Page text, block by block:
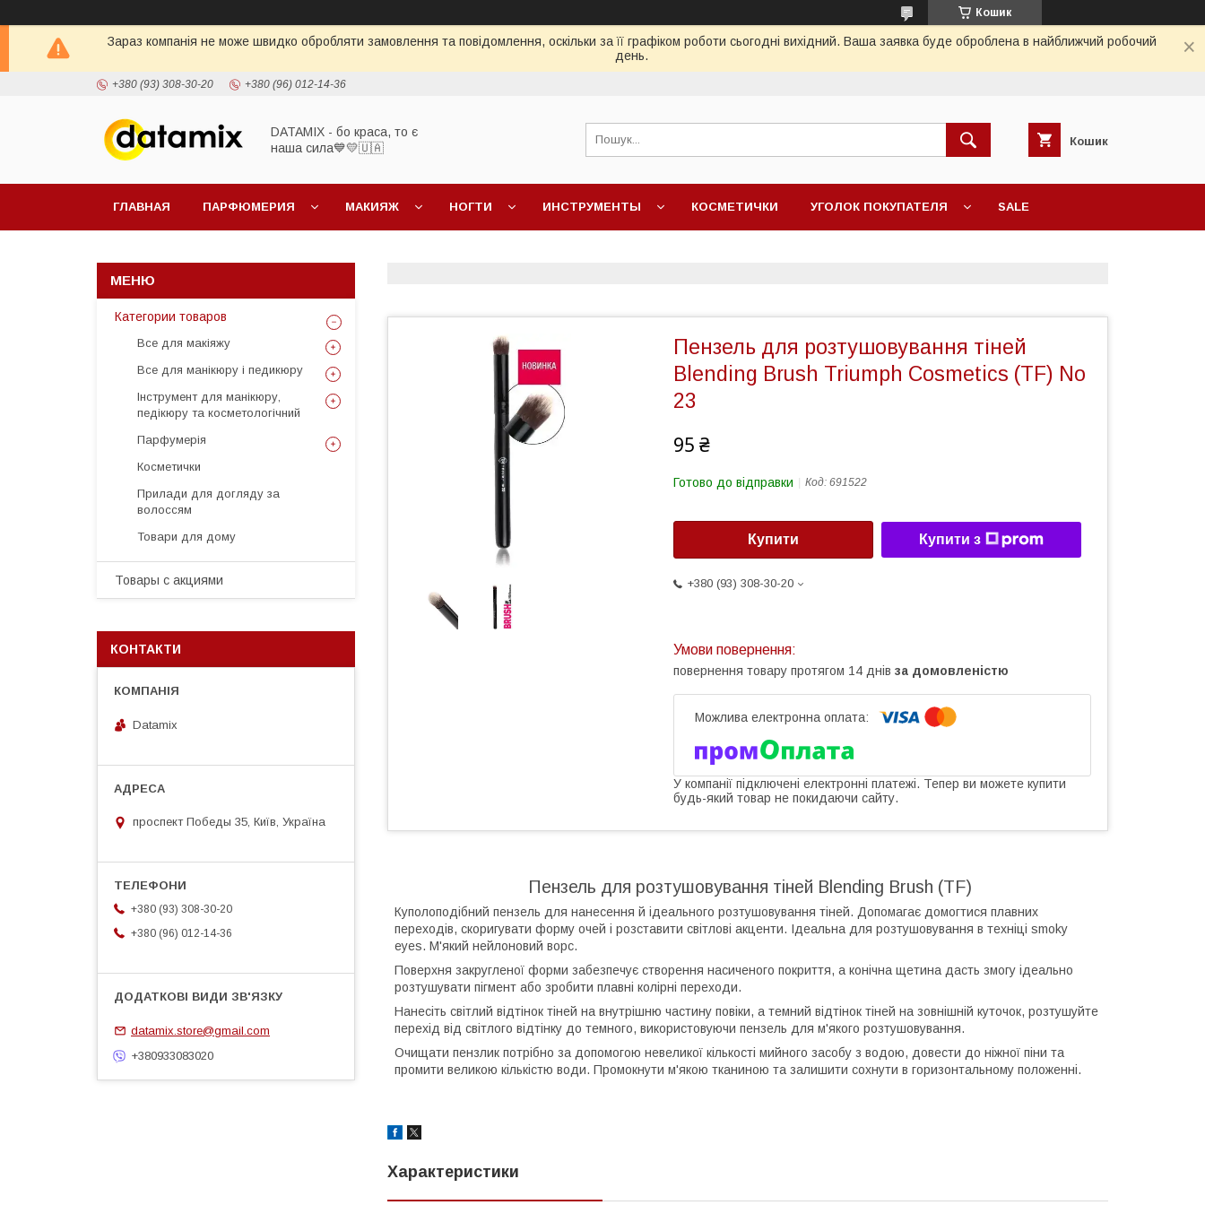
Кошик
Зараз компанія не може швидко обробляти замовлення та повідомлення, оскільки за її графіком роботи сьогодні вихідний. Ваша заявка буде оброблена в найближчий робочий
день.
+380 (93) 308-30-20 +380 (96) 012-14-36
DATAMIX - бо краcа, то є
наша сила​💙💛🇺🇦​
Кошик
ГЛАВНАЯ ПАРФЮМЕРИЯ МАКИЯЖ НОГТИ ИНСТРУМЕНТЫ КОСМЕТИЧКИ УГОЛОК ПОКУПАТЕЛЯ SALE
Пензель для розтушовування тіней
Blending Brush Triumph Cosmetics (TF) No
23
95 ₴
Готово до відправки Код: 691522
Купити Купити з
+380 (93) 308-30-20
повернення товару протягом 14 днів за домовленістю
У компанії підключені електронні платежі. Тепер ви можете купити
будь-який товар не покидаючи сайту.
Пензель для розтушовування тіней Blending Brush (TF)
Куполоподібний пензель для нанесення й ідеального розтушовування тіней. Допомагає домогтися плавних
переходів, скоригувати форму очей і розставити світлові акценти. Ідеальна для розтушовування в техніці smoky
eyes. М'який нейлоновий ворс.
Поверхня закругленої форми забезпечує створення насиченого покриття, а конічна щетина дасть змогу ідеально
розтушувати пігмент або зробити плавні колірні переходи.
Нанесіть світлий відтінок тіней на внутрішню частину повіки, а темний відтінок тіней на зовнішній куточок, розтушуйте
перехід від світлого відтінку до темного, використовуючи пензель для м'якого розтушовування.
Очищати пензлик потрібно за допомогою невеликої кількості мийного засобу з водою, довести до ніжної піни та
промити великою кількістю води. Промокнути м'якою тканиною та залишити сохнути в горизонтальному положенні.
Характеристики
Категории товаров
Все для макіяжу
Все для манікюру і педикюру
Інструмент для манікюру,
педікюру та косметологічний
Парфумерія
Косметички
Прилади для догляду за
волоссям
Товари для дому
Товары с акциями
КОНТАКТИ
Datamix
проспект Победы 35, Київ, Україна
+380 (93) 308-30-20
+380 (96) 012-14-36
datamix.store@gmail.com
+380933083020